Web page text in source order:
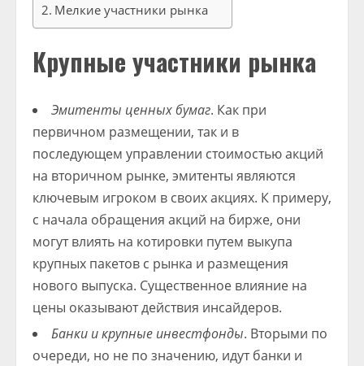
Мелкие участники рынка
Крупные участники рынка
Эмитенты ценных бумаг. Как при
первичном размещении, так и в
последующем управлении стоимостью акций
на вторичном рынке, эмитенты являются
ключевым игроком в своих акциях. К примеру,
с начала обращения акций на бирже, они
могут влиять на котировки путем выкупа
крупных пакетов с рынка и размещения
нового выпуска. Существенное влияние на
цены оказывают действия инсайдеров.
Банки и крупные инвестфонды. Вторыми по
очереди, но не по значению, идут банки и